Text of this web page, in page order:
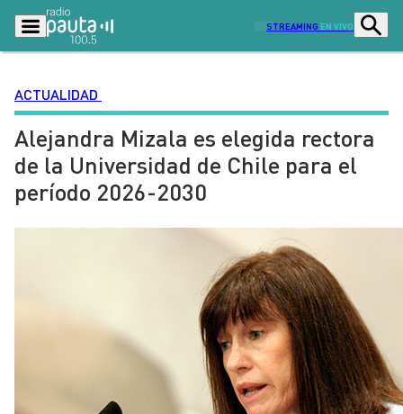
STREAMING EN VIVO
Podcasts Programas
Lo Último Actualidad
Ciudad
Sostenibilidad
Deportes
Entretención y Cultura Opinión
Dato en Pauta Señal 2
Contenido Patrocinado
ACTUALIDAD
Alejandra Mizala es elegida rectora
de la Universidad de Chile para el
período 2026-2030